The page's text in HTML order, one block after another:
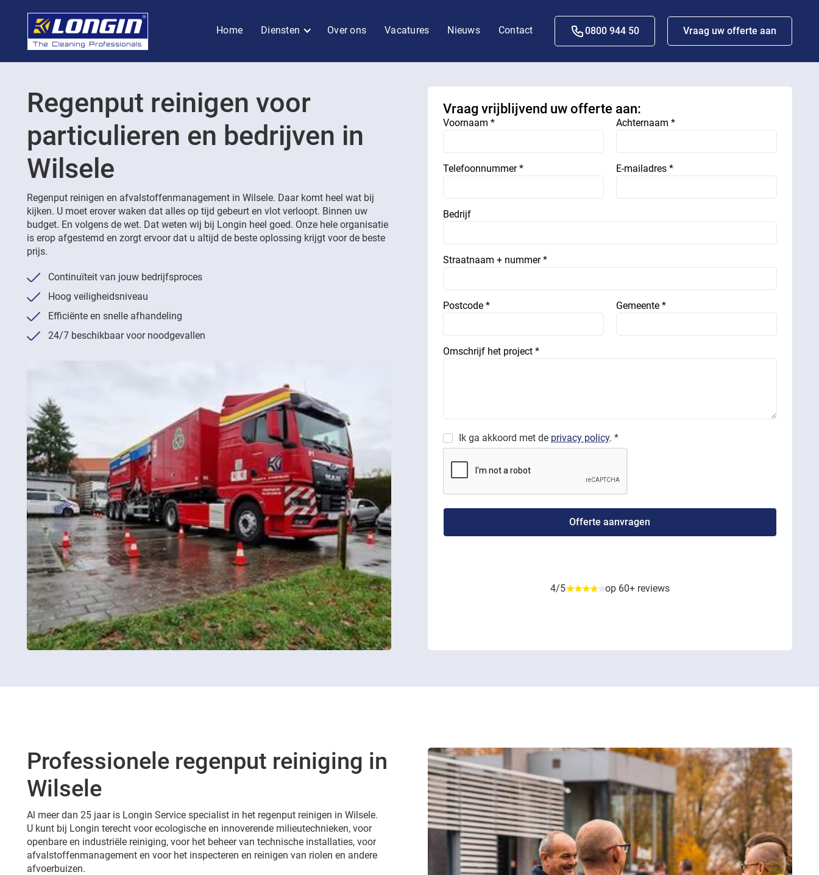
Home Diensten Over ons Vacatures Nieuws Contact 0800 944 50 Vraag uw offerte aan
Regenput reinigen voor
particulieren en bedrijven in
Wilsele
Regenput reinigen en afvalstoffenmanagement in Wilsele. Daar komt heel wat bij
kijken. U moet erover waken dat alles op tijd gebeurt en vlot verloopt. Binnen uw
budget. En volgens de wet. Dat weten wij bij Longin heel goed. Onze hele organisatie
is erop afgestemd en zorgt ervoor dat u altijd de beste oplossing krijgt voor de beste
prijs.
Continuïteit van jouw bedrijfsproces
Hoog veiligheidsniveau
Efficiënte en snelle afhandeling
24/7 beschikbaar voor noodgevallen
Vraag vrijblijvend uw offerte aan:
Voornaam * Achternaam *
Telefoonnummer * E-mailadres *
Bedrijf
Straatnaam + nummer *
Postcode * Gemeente *
Omschrijf het project *
Ik ga akkoord met de privacy policy. *
4/5 op 60+ reviews
Professionele regenput reiniging in
Wilsele
Al meer dan 25 jaar is Longin Service specialist in het regenput reinigen in Wilsele.
U kunt bij Longin terecht voor ecologische en innoverende milieutechnieken, voor
openbare en industriële reiniging, voor het beheer van technische installaties, voor
afvalstoffenmanagement en voor het inspecteren en reinigen van riolen en andere
afvoerbuizen.